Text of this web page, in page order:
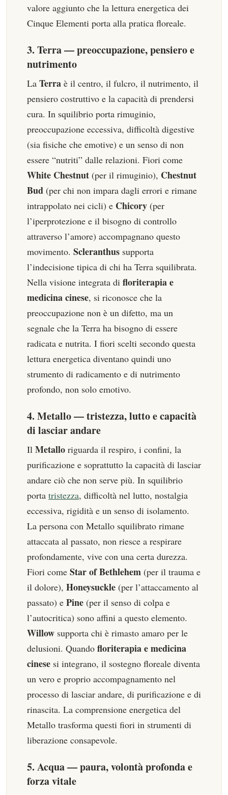
valore aggiunto che la lettura energetica dei
Cinque Elementi porta alla pratica floreale.
3. Terra — preoccupazione, pensiero e
nutrimento
La Terra è il centro, il fulcro, il nutrimento, il
pensiero costruttivo e la capacità di prendersi
cura. In squilibrio porta rimuginio,
preoccupazione eccessiva, difficoltà digestive
(sia fisiche che emotive) e un senso di non
essere “nutriti” dalle relazioni. Fiori come
White Chestnut (per il rimuginio), Chestnut
Bud (per chi non impara dagli errori e rimane
intrappolato nei cicli) e Chicory (per
l’iperprotezione e il bisogno di controllo
attraverso l’amore) accompagnano questo
movimento. Scleranthus supporta
l’indecisione tipica di chi ha Terra squilibrata.
Nella visione integrata di floriterapia e
medicina cinese, si riconosce che la
preoccupazione non è un difetto, ma un
segnale che la Terra ha bisogno di essere
radicata e nutrita. I fiori scelti secondo questa
lettura energetica diventano quindi uno
strumento di radicamento e di nutrimento
profondo, non solo emotivo.
4. Metallo — tristezza, lutto e capacità
di lasciar andare
Il Metallo riguarda il respiro, i confini, la
purificazione e soprattutto la capacità di lasciar
andare ciò che non serve più. In squilibrio
porta tristezza, difficoltà nel lutto, nostalgia
eccessiva, rigidità e un senso di isolamento.
La persona con Metallo squilibrato rimane
attaccata al passato, non riesce a respirare
profondamente, vive con una certa durezza.
Fiori come Star of Bethlehem (per il trauma e
il dolore), Honeysuckle (per l’attaccamento al
passato) e Pine (per il senso di colpa e
l’autocritica) sono affini a questo elemento.
Willow supporta chi è rimasto amaro per le
delusioni. Quando floriterapia e medicina
cinese si integrano, il sostegno floreale diventa
un vero e proprio accompagnamento nel
processo di lasciar andare, di purificazione e di
rinascita. La comprensione energetica del
Metallo trasforma questi fiori in strumenti di
liberazione consapevole.
5. Acqua — paura, volontà profonda e
forza vitale